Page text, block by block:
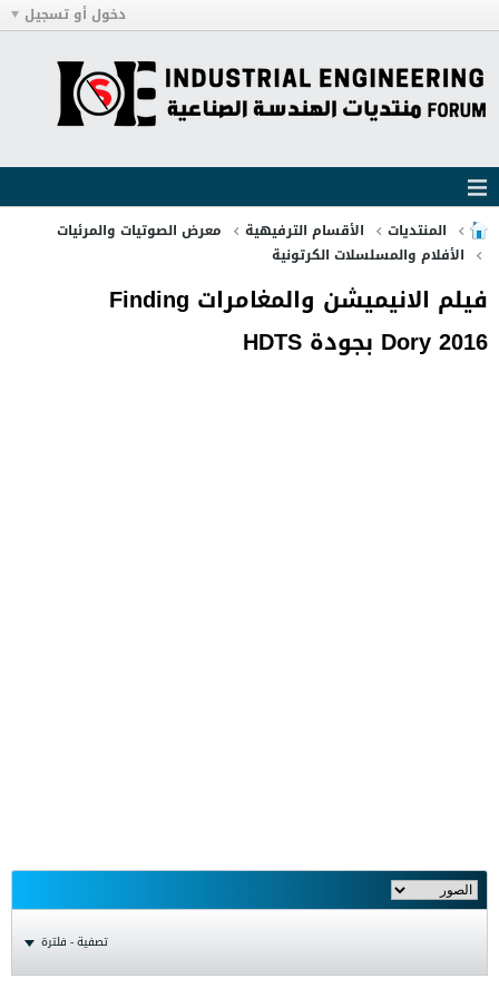
دخول أو تسجيل
المنتديات الأقسام الترفيهية
معرض الصوتيات والمرئيات
الأفلام والمسلسلات الكرتونية
فيلم الانيميشن والمغامرات Finding
Dory 2016 بجودة HDTS
تصفية - فلترة